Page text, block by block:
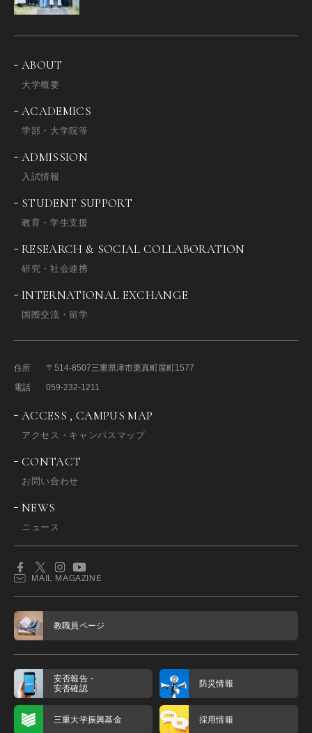
ABOUT
大学概要
ACADEMICS
学部・大学院等
ADMISSION
入試情報
STUDENT SUPPORT
教育・学生支援
RESEARCH & SOCIAL COLLABORATION
研究・社会連携
INTERNATIONAL EXCHANGE
国際交流・留学
住所 〒514-8507三重県津市栗真町屋町1577
電話
059-232-1211
ACCESS , CAMPUS MAP
アクセス・キャンパスマップ
CONTACT
お問い合わせ
NEWS
ニュース
MAIL MAGAZINE
教職員ページ
安否報告・
安否確認
防災情報
三重大学振興基金 採用情報